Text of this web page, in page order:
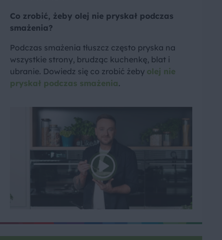
Co zrobić, żeby olej nie pryskał podczas
smażenia?
Podczas smażenia tłuszcz często pryska na
wszystkie strony, brudząc kuchenkę, blat i
ubranie. Dowiedz się co zrobić żeby olej nie
pryskał podczas smażenia.